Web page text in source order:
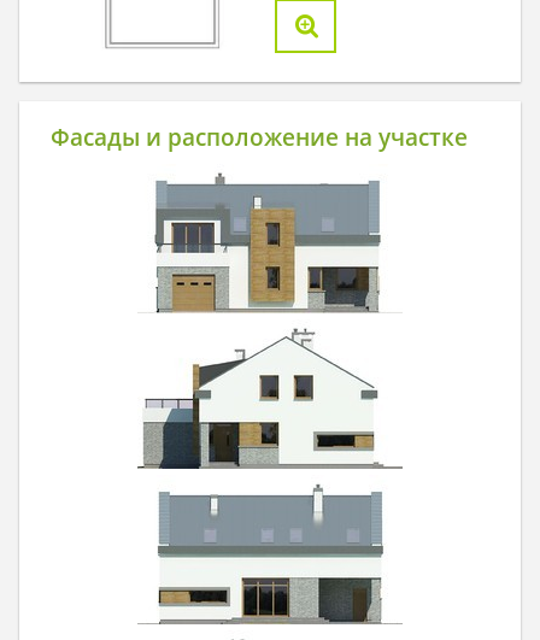
Фасады и расположение на участке